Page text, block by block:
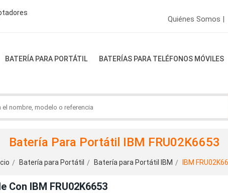
Quiénes Somos |
BATERÍA PARA PORTÁTIL BATERÍAS PARA TELÉFONOS MÓVILES
Batería Para Portátil IBM FRU02K6653
Batería para Portátil Batería para Portátil IBM IBM
Con IBM FRU02K6653